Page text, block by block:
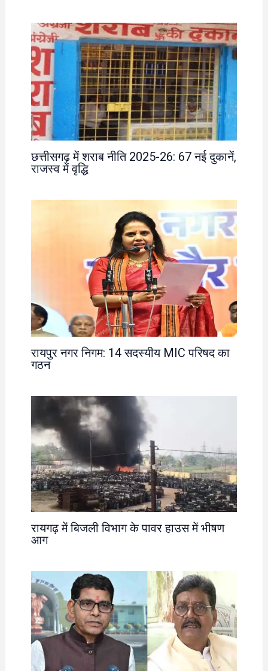
छत्तीसगढ़ में शराब नीति 2025-26: 67 नई दुकानें,
राजस्व में वृद्धि
रायपुर नगर निगम: 14 सदस्यीय MIC परिषद का
गठन
रायगढ़ में बिजली विभाग के पावर हाउस में भीषण
आग